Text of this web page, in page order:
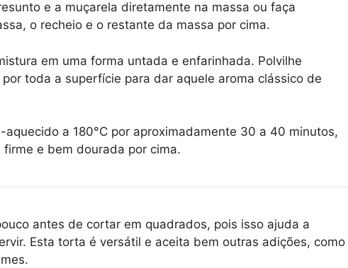
e a muçarela diretamente na massa ou faça
o recheio e o restante da massa por cima.
em uma forma untada e enfarinhada. Polvilhe
toda a superfície para dar aquele aroma clássico de
aquecido a 180°C por aproximadamente 30 a 40 minutos,
e bem dourada por cima.
antes de cortar em quadrados, pois isso ajuda a
Esta torta é versátil e aceita bem outras adições, como